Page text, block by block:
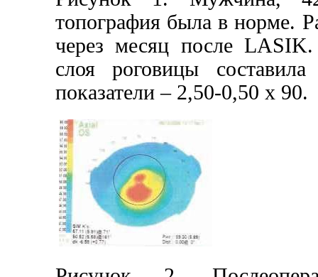
топография была в норме.
через месяц после
слоя роговицы
показатели–2,50-0,50 x 90.